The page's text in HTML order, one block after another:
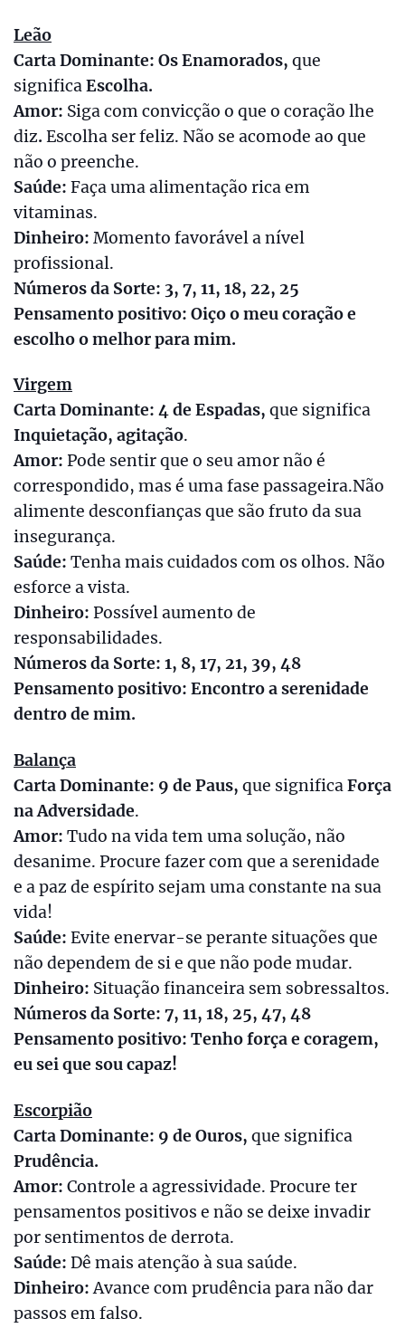
Leão
Carta Dominante: Os Enamorados, que
significaEscolha.
Amor: Siga com convicção o que o coração lhe
diz. Escolha ser feliz. Não se acomode ao que
não o preenche.
Saúde: Faça uma alimentação rica em
vitaminas.
Dinheiro: Momento favorável a nível
profissional.
Números da Sorte: 3, 7, 11, 18, 22, 25
Pensamento positivo: Oiço o meu coração e
escolho o melhor para mim.
Virgem
Carta Dominante: 4 de Espadas, que significa
Inquietação, agitação.
Amor: Pode sentir que o seu amor não é
correspondido, mas é uma fase passageira.Não
alimente desconfianças que são fruto da sua
insegurança.
Saúde: Tenha mais cuidados com os olhos. Não
esforce a vista.
Dinheiro: Possível aumento de
responsabilidades.
Números da Sorte: 1, 8, 17, 21, 39, 48
Pensamento positivo: Encontro a serenidade
dentro de mim.
Balança
Carta Dominante: 9 de Paus, que significaForça
na Adversidade.
Amor: Tudo na vida tem uma solução, não
desanime. Procure fazer com que a serenidade
e a paz de espírito sejam uma constante na sua
vida!
Saúde: Evite enervar-se perante situações que
não dependem de si e que não pode mudar.
Dinheiro: Situação financeira sem sobressaltos.
Números da Sorte: 7, 11, 18, 25, 47, 48
Pensamento positivo: Tenho força e coragem,
eu sei que sou capaz!
Escorpião
Carta Dominante: 9 de Ouros, que significa
Prudência.
Amor: Controle a agressividade. Procure ter
pensamentos positivos e não se deixe invadir
por sentimentos de derrota.
Saúde: Dê mais atenção à sua saúde.
Dinheiro:Avance com prudência para não dar
passos em falso.